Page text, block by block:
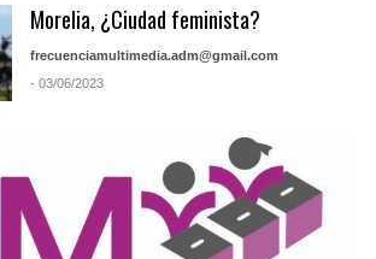
Morelia, ¿Ciudad feminista?
frecuenciamultimedia.adm@gmail.com
- 03/06/2023